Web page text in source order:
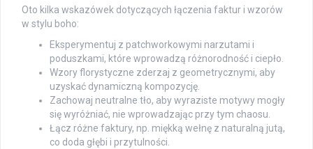
Oto kilka wskazówek dotyczących łączenia faktur i wzorów
w stylu boho:
Eksperymentuj z patchworkowymi narzutami i
poduszkami, które wprowadzą różnorodność i ciepło.
Wzory florystyczne zderzaj z geometrycznymi, aby
uzyskać dynamiczną kompozycję.
Zachowaj neutralne tło, aby wyraziste motywy mogły
się wyróżniać, nie wprowadzając przy tym chaosu.
Łącz różne faktury, np. miękką wełnę z naturalną jutą,
co doda głębi i przytulności.